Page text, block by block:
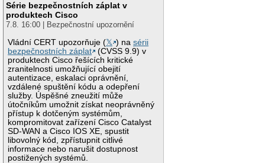
Série bezpečnostních záplat v
produktech Cisco
7.8. 16:00 | Bezpečnostní upozornění
Vládní CERT upozorňuje (𝕏 ) nasérii
bezpečnostních záplat
(CVSS 9.9) v
produktech Cisco řešících kritické
zranitelnosti umožňující obejití
autentizace, eskalaci oprávnění,
vzdálené spuštění kódu a odepření
služby. Úspěšné zneužití může
útočníkům umožnit získat neoprávněný
přístup k dotčeným systémům,
kompromitovat zařízení Cisco Catalyst
SD-WAN a Cisco IOS XE, spustit
libovolný kód, zpřístupnit citlivé
informace nebo narušit dostupnost
postižených systémů.